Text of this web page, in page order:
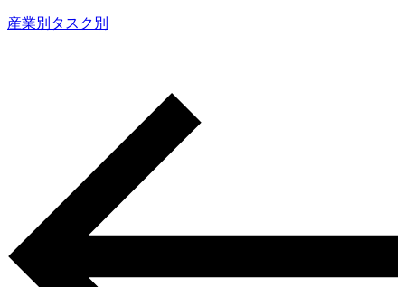
産業別 タスク別